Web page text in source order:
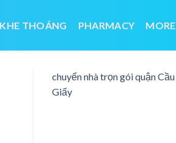
THOÁNG PHARMACY MORE
chuyển nhà trọn gói quận Cầu
Giấy